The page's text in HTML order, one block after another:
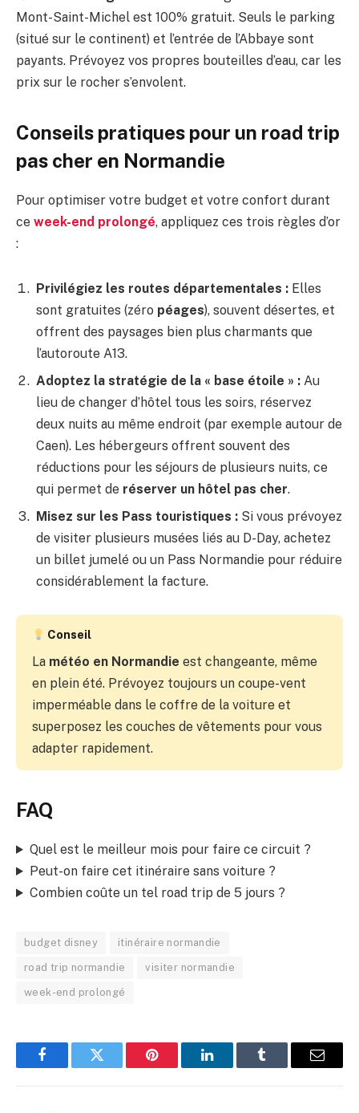
Mont-Saint-Michel est 100% gratuit. Seuls le parking
(situé sur le continent) et l’entrée de l’Abbaye sont
payants. Prévoyez vos propres bouteilles d’eau, car les
prix sur le rocher s’envolent.
Conseils pratiques pour un road trip
pas cher en Normandie
Pour optimiser votre budget et votre confort durant
ce week-end prolongé, appliquez ces trois règles d’or
:
Privilégiez les routes départementales : Elles
sont gratuites (zéro péages), souvent désertes, et
offrent des paysages bien plus charmants que
l’autoroute A13.
Adoptez la stratégie de la « base étoile » : Au
lieu de changer d’hôtel tous les soirs, réservez
deux nuits au même endroit (par exemple autour de
Caen). Les hébergeurs offrent souvent des
réductions pour les séjours de plusieurs nuits, ce
qui permet de réserver un hôtel pas cher.
Misez sur les Pass touristiques : Si vous prévoyez
de visiter plusieurs musées liés au D-Day, achetez
un billet jumelé ou un Pass Normandie pour réduire
considérablement la facture.
Conseil
La météo en Normandie est changeante, même
en plein été. Prévoyez toujours un coupe-vent
imperméable dans le coffre de la voiture et
superposez les couches de vêtements pour vous
adapter rapidement.
FAQ
Quel est le meilleur mois pour faire ce circuit ?
Peut-on faire cet itinéraire sans voiture ?
Combien coûte un tel road trip de 5 jours ?
budget disney itinéraire normandie
road trip normandie visiter normandie
week-end prolongé
FacebookTwitter Pinterest LinkedInTumblr Email